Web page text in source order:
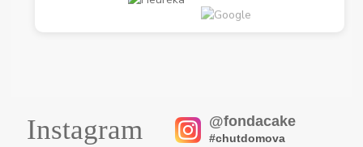
Instagram @fondacake
#chutdomova